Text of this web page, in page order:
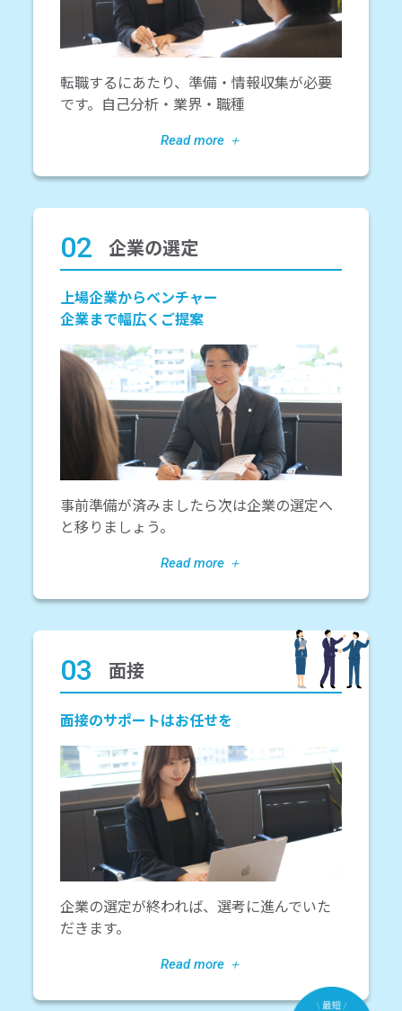
転職するにあたり、準備・情報収集が必要
です。自己分析・業界・職種
02 企業の選定
上場企業からベンチャー
企業まで幅広くご提案
事前準備が済みましたら次は企業の選定へ
と移りましょう。
03 面接
面接のサポートはお任せを
企業の選定が終われば、選考に進んでいた
だきます。